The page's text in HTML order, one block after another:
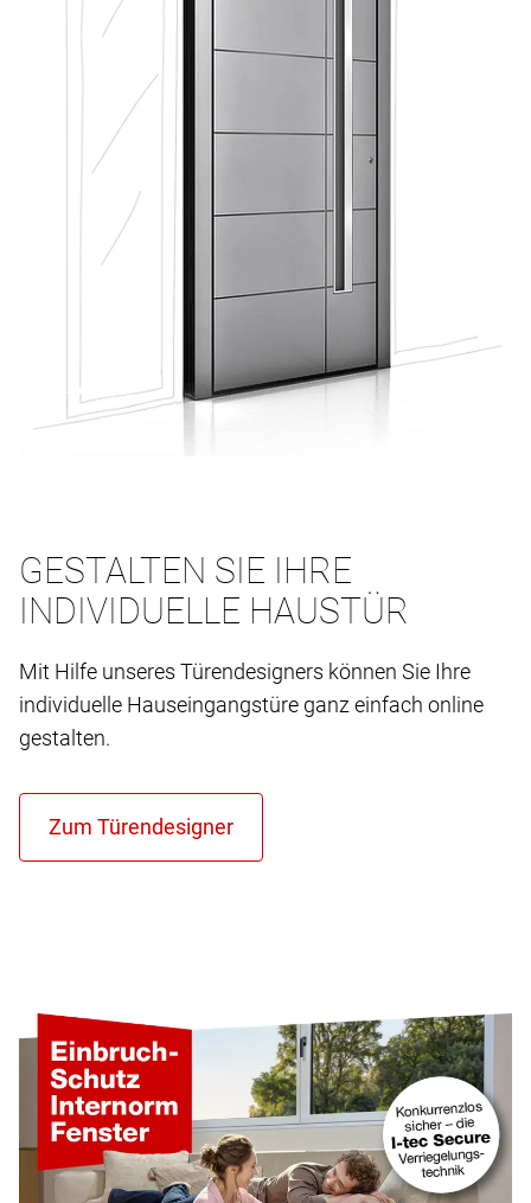
GESTALTEN SIE IHRE
INDIVIDUELLE HAUSTÜR
Mit Hilfe unseres Türendesigners können Sie Ihre
individuelle Hauseingangstüre ganz einfach online
gestalten.